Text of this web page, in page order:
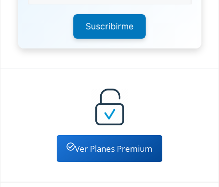
Suscribirme
Ver Planes Premium